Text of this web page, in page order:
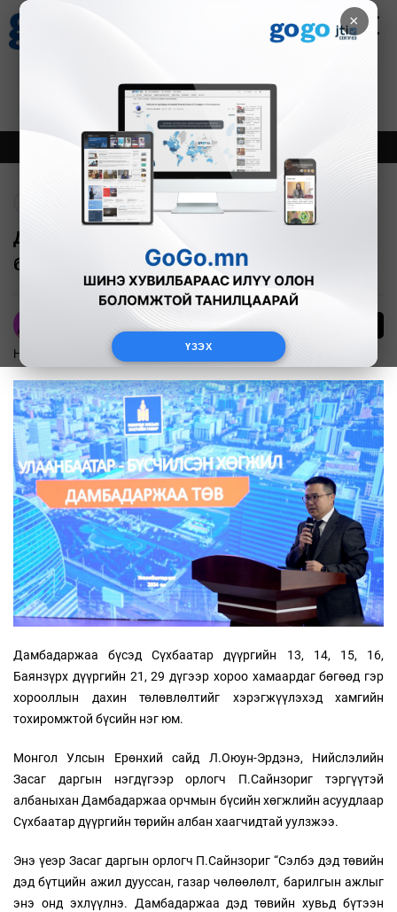
×
ҮЗЭХ
Зурхай
8.08
Онцлох Шинэ
Дамбадаржаа дэд төвийн бүтээн
байгуулалт 57 хувьтай байна
Нийгэм 2024-03-05
Дамбадаржаа бүсэд Сүхбаатар дүүргийн 13, 14, 15, 16,
Баянзүрх дүүргийн 21, 29 дүгээр хороо хамаардаг бөгөөд гэр
хорооллын дахин төлөвлөлтийг хэрэгжүүлэхэд хамгийн
тохиромжтой бүсийн нэг юм.
Монгол Улсын Ерөнхий сайд Л.Оюун-Эрдэнэ, Нийслэлийн
Засаг даргын нэгдүгээр орлогч П.Сайнзориг тэргүүтэй
албаныхан Дамбадаржаа орчмын бүсийн хөгжлийн асуудлаар
Сүхбаатар дүүргийн төрийн албан хаагчидтай уулзжээ.
Энэ үеэр Засаг даргын орлогч П.Сайнзориг “Сэлбэ дэд төвийн
дэд бүтцийн ажил дууссан, газар чөлөөлөлт, барилгын ажлыг
энэ онд эхлүүлнэ. Дамбадаржаа дэд төвийн хувьд бүтээн